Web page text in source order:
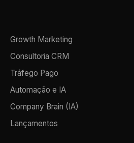
Growth Marketing
Consultoria CRM
Tráfego Pago
Automação e IA
Company Brain (IA)
Lançamentos